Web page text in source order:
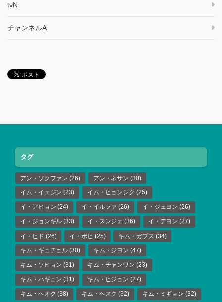
tvN
チャンネルA
タグ
アン・ソクファン (26) アン・ネサン (30)
イム・イェジン (23) イム・ヒョンシク (25)
イ・アヒョン (24) イ・イルファ (26) イ・ジェヨン (26)
イ・ジョンギル (33) イ・スンジェ (36) イ・デヨン (27)
イ・ヒド (26) イ・ボヒ (25) キム・ガプス (34)
キム・ギュチョル (30) キム・ジヨン (47)
キム・ソヒョン (31) キム・チャンワン (23)
キム・ハギュン (31) キム・ヒジョン (27)
キム・ヘオク (38) キム・ヘスク (32) キム・ミギョン (32)